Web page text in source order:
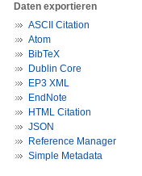
Daten exportieren
ASCII Citation
Atom
BibTeX
Dublin Core
EP3 XML
EndNote
HTML Citation
JSON
Reference Manager
Simple Metadata